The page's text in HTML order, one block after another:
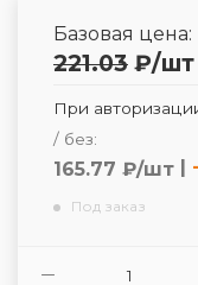
Базовая цена:
221.03 ₽/шт
При
/ без:
165.77 ₽/шт |
Под заказ